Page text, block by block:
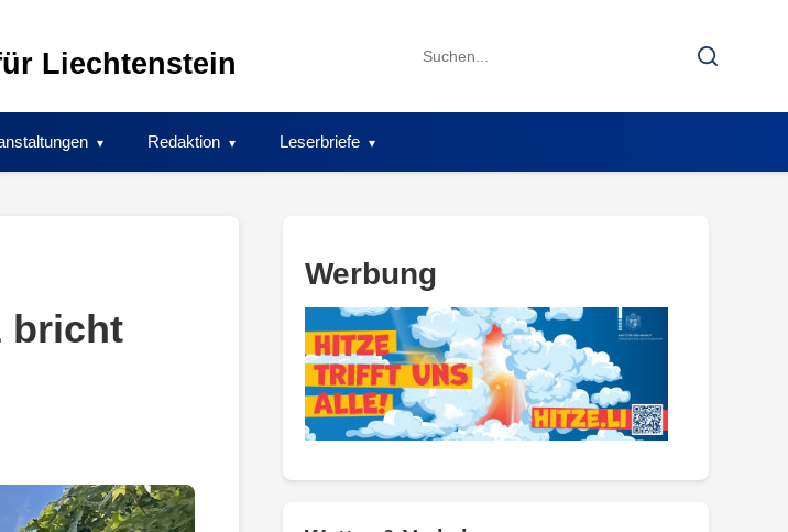
Liechtenstein
Search
Search
Redaktion Leserbriefe
bricht
Werbung